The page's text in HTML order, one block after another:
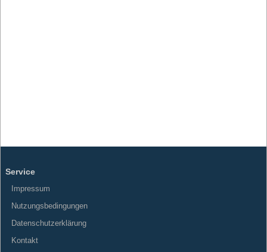
Service
Impressum
Nutzungsbedingungen
Datenschutzerklärung
Kontakt